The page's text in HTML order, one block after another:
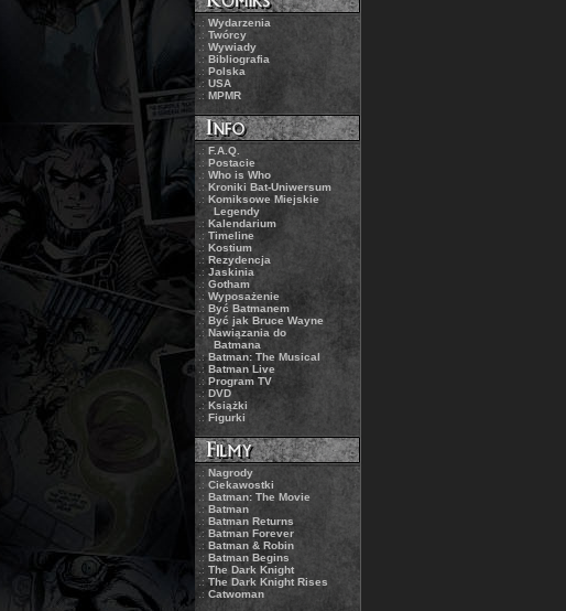
.: Wydarzenia
.: Twórcy
.: Wywiady
.:Bibliografia
.: Polska
.: USA
.: MPMR
.: F.A.Q.
.: Postacie
.: Who is Who
.:Kroniki Bat-Uniwersum
.: Komiksowe Miejskie
Legendy
.: Kalendarium
.: Timeline
.: Kostium
.: Rezydencja
.: Jaskinia
.: Gotham
.:Wyposażenie
.: Być Batmanem
.: Być jak Bruce Wayne
.: Nawiązania do
Batmana
.:Batman: The Musical
.: Batman Live
.: Program TV
.: DVD
.:Książki
.: Figurki
.: Nagrody
.: Ciekawostki
.: Batman: The Movie
.:Batman
.: Batman Returns
.: Batman Forever
.: Batman & Robin
.: Batman Begins
.: The Dark Knight
.: The Dark Knight Rises
.: Catwoman